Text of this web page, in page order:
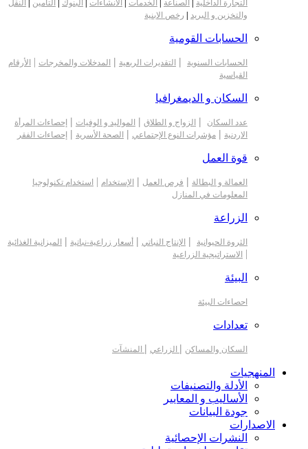
التجارة الداخلية | الصناعة | الخدمات | الانشاءات | البنوك | التأمين | النقل
والتخزين و البريد | رخص الابنية
الحسابات القومية
الحسابات السنوية | التقديرات الربعية | المدخلات والمخرجات | الأرقام
القياسية
السكان و الديمغرافيا
عدد السكان | الزواج و الطلاق | المواليد و الوفيات | إحصاءات المرأة
الاردنية | مؤشرات النوع الإجتماعي | الصحة الأسرية | إحصاءات الفقر
قوة العمل
العمالة و البطالة | فرص العمل | الإستخدام | استخدام تكنولوجيا
المعلومات في المنازل
الزراعة
الثروة الحيوانية | الإنتاج النباتي | أسعار زراعية-نباتية | الميزانية الغذائية
| الاستراتيجية الزراعية
البيئة
احصاءات البيئة
تعدادات
السكان والمساكن | الزراعي | المنشآت
المنهجيات
الأدلة والتصنيفات
الأساليب و المعايير
جودة البيانات
الاصدارات
النشرات الإحصائية